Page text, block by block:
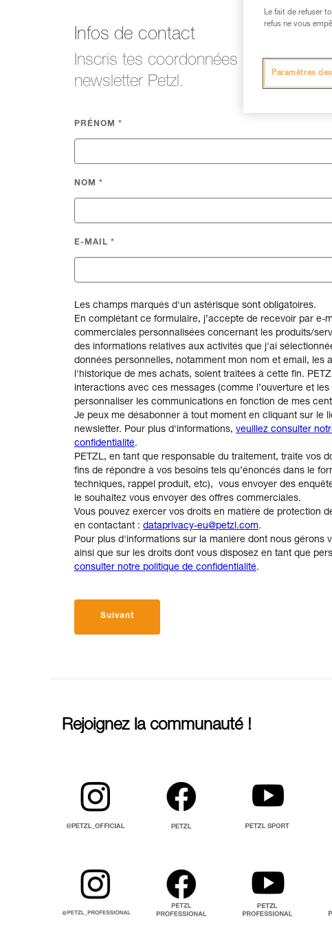
Infos de contact
Inscris tes coordonnées pour pouvoir
newsletter Petzl.
PRÉNOM *
NOM *
E-MAIL *
Les champs marqués d'un astérisque sont obligatoires.
En complétant ce formulaire, j’accepte de recevoir par e-
commerciales personnalisées concernant les produits/
des informations relatives aux activités que j'ai
données personnelles, notamment mon nom et email, les
l'historique de mes achats, soient traitées à cette fin.
interactions avec ces messages (comme l’ouverture et
personnaliser les communications en fonction de mes
Je peux me désabonner à tout moment en cliquant sur le
newsletter. Pour plus d'informations, veuillez consulter
confidentialité.
PETZL, en tant que responsable du traitement, traite vos
fins de répondre à vos besoins tels qu’énoncés dans le
techniques, rappel produit, etc), vous envoyer des
le souhaitez vous envoyer des offres commerciales.
Vous pouvez exercer vos droits en matière de protection
en contactant : dataprivacy-eu@petzl.com.
Pour plus d'informations sur la manière dont nous gérons
ainsi que sur les droits dont vous disposez en tant que
consulter notre politique de confidentialité.
Suivant
Rejoignez la communauté !
Le fait de refuser
refus ne vous
Paramètres